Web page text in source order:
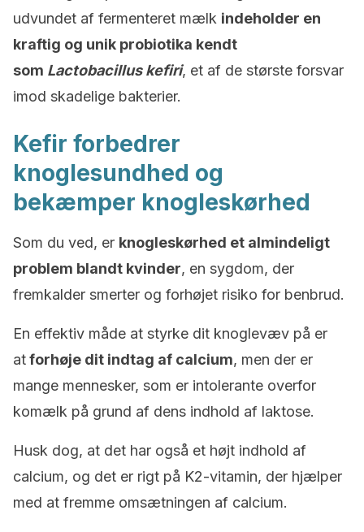
udvundet af fermenteret mælk indeholder en
kraftig og unik probiotika kendt
som Lactobacillus kefiri, et af de største forsvar
imod skadelige bakterier.
Kefir forbedrer
knoglesundhed og
bekæmper knogleskørhed
Som du ved, er knogleskørhed et almindeligt
problem blandt kvinder, en sygdom, der
fremkalder smerter og forhøjet risiko for benbrud.
En effektiv måde at styrke dit knoglevæv på er
atforhøje dit indtag af calcium, men der er
mange mennesker, som er intolerante overfor
komælk på grund af dens indhold af laktose.
Husk dog, at det har også et højt indhold af
calcium, og det er rigt på K2-vitamin, der hjælper
med at fremme omsætningen af calcium.